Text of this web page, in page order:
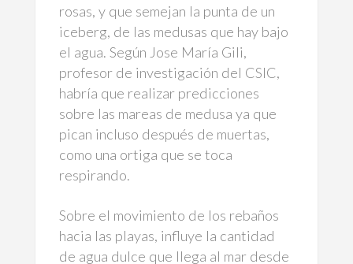
rosas, y que semejan la punta de un
iceberg, de las medusas que hay bajo
el agua. Según Jose María Gili,
profesor de investigación del CSIC,
habría que realizar predicciones
sobre las mareas de medusa ya que
pican incluso después de muertas,
como una ortiga que se toca
respirando.
Sobre el movimiento de los rebaños
hacia las playas, influye la cantidad
de agua dulce que llega al mar desde